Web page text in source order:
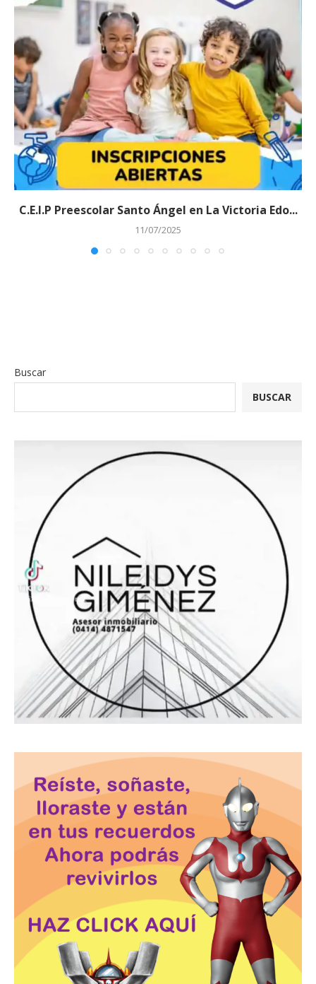
C.E.I.P Preescolar Santo Ángel en La Victoria Edo...
11/07/2025
Buscar
BUSCAR